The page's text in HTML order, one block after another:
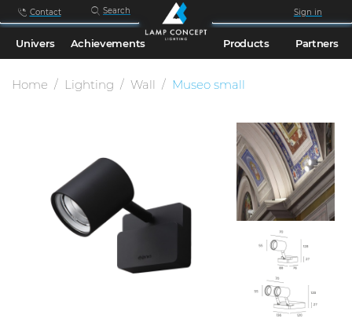
Contact Search Sign in
Univers Achievements Products Partners
Home Lighting Wall Museo small